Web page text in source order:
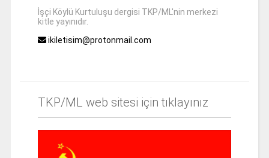
İşçi Köylü Kurtuluşu dergisi TKP/ML'nin merkezi
kitle yayınıdır.
ikiletisim@protonmail.com
TKP/ML web sitesi için tıklayınız